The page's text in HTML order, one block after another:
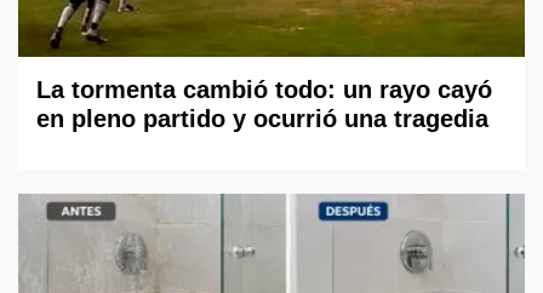
La tormenta cambió todo: un rayo cayó
en pleno partido y ocurrió una tragedia